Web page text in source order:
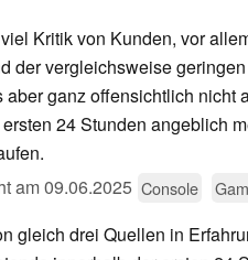
Kritik von Kunden, vor
der vergleichsweise geringen
ganz offensichtlich nicht
24 Stunden angeblich
am09.06.2025 Console
gleich drei Quellen in